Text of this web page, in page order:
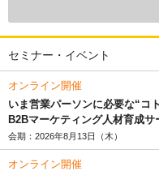
セミナー・イベント
オンライン開催
いま営業パーソンに必要な“コ
B2Bマーケティング人材育成サ
会期：2026年8月13日（木）
オンライン開催